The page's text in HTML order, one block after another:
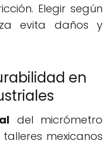
Elegir según
evita daños y
en
del micrómetro
mexicanos